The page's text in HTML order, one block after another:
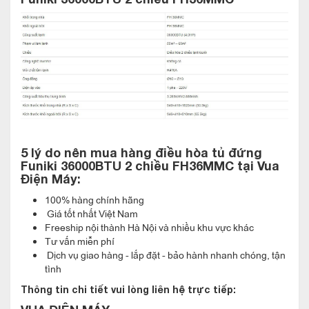
Tấm lọc khí Catechin điều hòa tủ đứng
Funiki 36000BTU 2 chiều FH36MMC sở hữu
Điều hòa tủ đứng Funiki 36000BTU 2 chiều FH36MMC sở hữu
tấm lọc chứa tinh chất trà xanh. Bộ lọc khí nén và mang nhiệt
độ trong phòng đẩy ra ngoài trời để đem lại không khí mát lạnh
trong phòng theo nhu cầu. Giống như là thanh lọc không khí,
không chỉ mang đến không khí mát lành hơn mà bộ lọc khí có
5 lý do nên mua hàng điều hòa tủ đứng
Funiki 36000BTU 2 chiều FH36MMC tại Vua
Điện Máy:
100% hàng chính hãng
Giá tốt nhất Việt Nam
Freeship nội thành Hà Nội và nhiều khu vực khác
Tư vấn miễn phí
Dịch vụ giao hàng - lắp đặt - bảo hành nhanh chóng, tận
tình
Thông tin chi tiết vui lòng liên hệ trực tiếp: